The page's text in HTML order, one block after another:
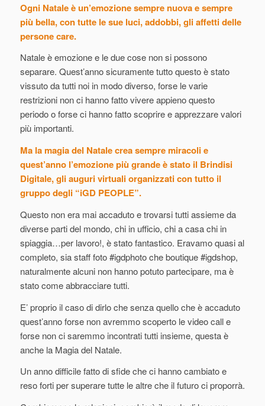
Ogni Natale è un’emozione sempre nuova e sempre
più bella, con tutte le sue luci, addobbi, gli affetti delle
persone care.
Natale è emozione e le due cose non si possono
separare. Quest’anno sicuramente tutto questo è stato
vissuto da tutti noi in modo diverso, forse le varie
restrizioni non ci hanno fatto vivere appieno questo
periodo o forse ci hanno fatto scoprire e apprezzare valori
più importanti.
Ma la magia del Natale crea sempre miracoli e
quest’anno l’emozione più grande è stato il Brindisi
Digitale, gli auguri virtuali organizzati con tutto il
gruppo degli “iGD PEOPLE”.
Questo non era mai accaduto e trovarsi tutti assieme da
diverse parti del mondo, chi in ufficio, chi a casa chi in
spiaggia…per lavoro!, è stato fantastico. Eravamo quasi al
completo, sia staff foto #igdphoto che boutique #igdshop,
naturalmente alcuni non hanno potuto partecipare, ma è
stato come abbracciare tutti.
E’ proprio il caso di dirlo che senza quello che è accaduto
quest’anno forse non avremmo scoperto le video call e
forse non ci saremmo incontrati tutti insieme, questa è
anche la Magia del Natale.
Un anno difficile fatto di sfide che ci hanno cambiato e
reso forti per superare tutte le altre che il futuro ci proporrà.